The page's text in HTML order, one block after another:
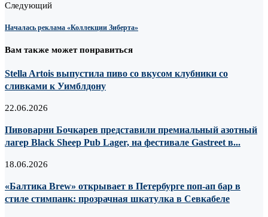
Следующий
Началась реклама «Коллекции Зиберта»
Вам также может понравиться
Stella Artois выпустила пиво со вкусом клубники со
сливками к Уимблдону
22.06.2026
Пивоварни Бочкарев представили премиальный азотный
лагер Black Sheep Pub Lager, на фестивале Gastreet в...
18.06.2026
«Балтика Brew» открывает в Петербурге поп-ап бар в
стиле стимпанк: прозрачная шкатулка в Севкабеле